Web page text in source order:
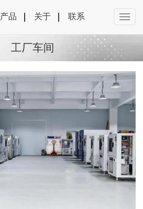
产品 关于 联系
工厂车间